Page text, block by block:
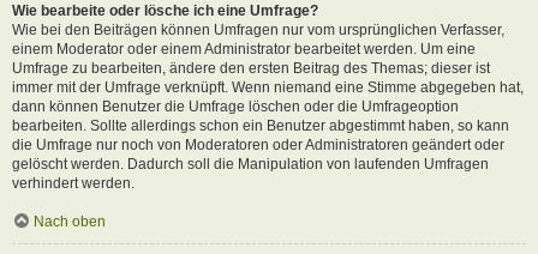
Wie bearbeite oder lösche ich eine Umfrage?
Wie bei den Beiträgen können Umfragen nur vom ursprünglichen Verfasser,
einem Moderator oder einem Administrator bearbeitet werden. Um eine
Umfrage zu bearbeiten, ändere den ersten Beitrag des Themas; dieser ist
immer mit der Umfrage verknüpft. Wenn niemand eine Stimme abgegeben hat,
dann können Benutzer die Umfrage löschen oder die Umfrageoption
bearbeiten. Sollte allerdings schon ein Benutzer abgestimmt haben, so kann
die Umfrage nur noch von Moderatoren oder Administratoren geändert oder
gelöscht werden. Dadurch soll die Manipulation von laufenden Umfragen
verhindert werden.
Nach oben